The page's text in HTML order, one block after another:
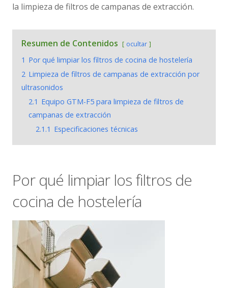
la limpieza de filtros de campanas de extracción.
Resumen de Contenidos ocultar
1 Por qué limpiar los filtros de cocina de hostelería
2 Limpieza de filtros de campanas de extracción por
ultrasonidos
2.1 Equipo GTM-F5 para limpieza de filtros de
campanas de extracción
2.1.1 Especificaciones técnicas
Por qué limpiar los filtros de
cocina de hostelería